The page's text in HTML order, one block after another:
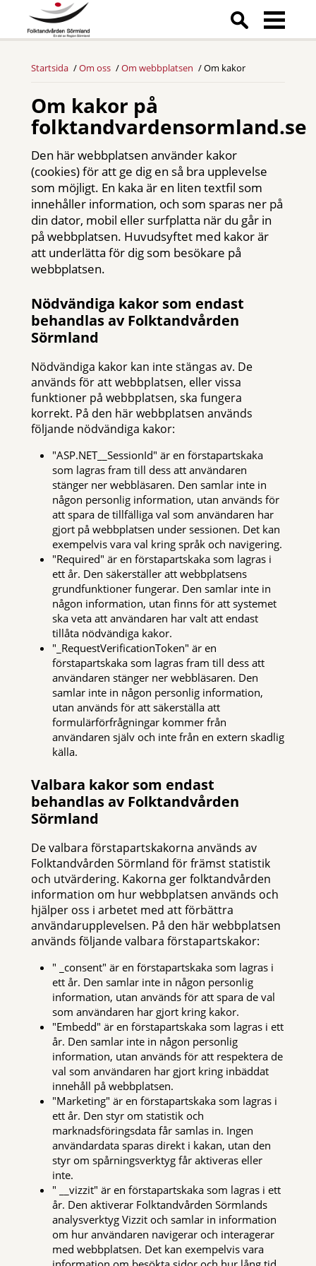
Startsida Om oss Om webbplatsen Om kakor
Om kakor på
folktandvardensormland.se
Den här webbplatsen använder kakor
(cookies) för att ge dig en så bra upplevelse
som möjligt. En kaka är en liten textfil som
innehåller information, och som sparas ner på
din dator, mobil eller surfplatta när du går in
på webbplatsen. Huvudsyftet med kakor är
att underlätta för dig som besökare på
webbplatsen.
Nödvändiga kakor som endast
behandlas av Folktandvården
Sörmland
Nödvändiga kakor kan inte stängas av. De
används för att webbplatsen, eller vissa
funktioner på webbplatsen, ska fungera
korrekt. På den här webbplatsen används
följande nödvändiga kakor:
"ASP.NET__SessionId" är en förstapartskaka
som lagras fram till dess att användaren
stänger ner webbläsaren. Den samlar inte in
någon personlig information, utan används för
att spara de tillfälliga val som användaren har
gjort på webbplatsen under sessionen. Det kan
exempelvis vara val kring språk och navigering.
"Required" är en förstapartskaka som lagras i
ett år. Den säkerställer att webbplatsens
grundfunktioner fungerar. Den samlar inte in
någon information, utan finns för att systemet
ska veta att användaren har valt att endast
tillåta nödvändiga kakor.
"_RequestVerificationToken" är en
förstapartskaka som lagras fram till dess att
användaren stänger ner webbläsaren. Den
samlar inte in någon personlig information,
utan används för att säkerställa att
formulärförfrågningar kommer från
användaren själv och inte från en extern skadlig
källa.
Valbara kakor som endast
behandlas av Folktandvården
Sörmland
De valbara förstapartskakorna används av
Folktandvården Sörmland för främst statistik
och utvärdering. Kakorna ger folktandvården
information om hur webbplatsen används och
hjälper oss i arbetet med att förbättra
användarupplevelsen. På den här webbplatsen
används följande valbara förstapartskakor:
" _consent" är en förstapartskaka som lagras i
ett år. Den samlar inte in någon personlig
information, utan används för att spara de val
som användaren har gjort kring kakor.
"Embedd" är en förstapartskaka som lagras i ett
år. Den samlar inte in någon personlig
information, utan används för att respektera de
val som användaren har gjort kring inbäddat
innehåll på webbplatsen.
"Marketing" är en förstapartskaka som lagras i
ett år. Den styr om statistik och
marknadsföringsdata får samlas in. Ingen
användardata sparas direkt i kakan, utan den
styr om spårningsverktyg får aktiveras eller
inte.
" __vizzit" är en förstapartskaka som lagras i ett
år. Den aktiverar Folktandvården Sörmlands
analysverktyg Vizzit och samlar in information
om hur användaren navigerar och interagerar
med webbplatsen. Det kan exempelvis vara